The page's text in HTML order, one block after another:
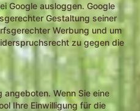
Google ausloggen. Google
Gestaltung seiner
Werbung und um
zu gegen die
Wenn Sie eine
Ihre Einwilligung für die